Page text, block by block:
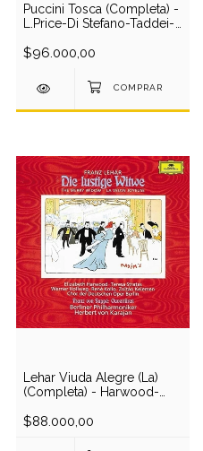
Puccini Tosca (Completa) -
L.Price-Di Stefano-Taddei-
$96.000,00
Lehar Viuda Alegre (La)
(Completa) - Harwood-
Kollo/Karajan (2 CD)
$88.000,00